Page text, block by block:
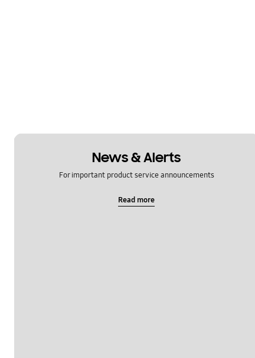
News & Alerts
For important product service announcements
Read more